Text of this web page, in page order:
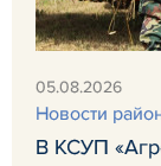
05.08.2026
Новости
В КСУП